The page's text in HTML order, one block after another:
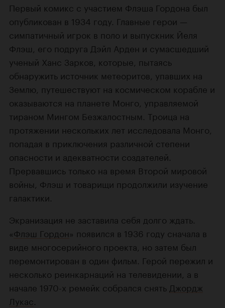
Первый комикс с участием Флэша Гордона был
опубликован в 1934 году. Главные герои —
симпатичный игрок в поло и выпускник Йеля
Флэш, его подруга Дэйл Арден и сумасшедший
ученый Ханс Зарков, которые, пытаясь
обнаружить источник метеоритов, упавших на
Землю, путешествуют на космическом корабле и
оказываются на планете Монго, управляемой
тираном Мингом Безжалостным. Троица на
протяжении нескольких лет исследовала Монго,
попадая в приключения различной степени
опасности и адекватности создателей.
Прервавшись только на время Второй мировой
войны, Флэш и товарищи продолжили изучение
галактики.
Экранизация не заставила себя долго ждать.
«Флэш Гордон» появился в 1936 году сначала в
виде многосерийного проекта, но затем был
перемонтирован в один фильм. Герой пережил и
несколько реинкарнаций на телевидении, а в
начале 1970-х ремейк собрался снять Джордж
Лукас